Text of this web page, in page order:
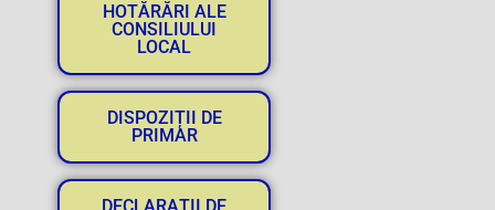
HOTĂRĂRI ALE
CONSILIULUI
LOCAL
DISPOZIȚII DE
PRIMAR